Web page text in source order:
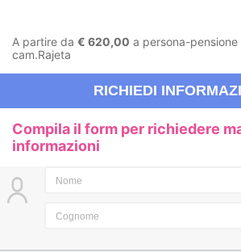
A partire da € 620,00 a persona-
cam.Rajeta
RICHIEDI
Compila il form per richiedere
informazioni